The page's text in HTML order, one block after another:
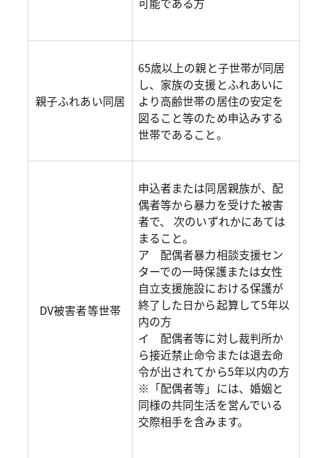
親子ふれあい同居
65歳以上の親と子世帯が同居
し、家族の支援とふれあいに
より高齢世帯の居住の安定を
図ること等のため申込みする
世帯であること。
DV被害者等世帯
申込者または同居親族が、配
偶者等から暴力を受けた被害
者で、 次のいずれかにあては
まること。
ア 配偶者暴力相談支援セン
ターでの一時保護または女性
自立支援施設における保護が
終了した日から起算して5年以
内の方
イ 配偶者等に対し裁判所か
ら接近禁止命令または退去命
令が出されてから5年以内の方
※「配偶者等」には、婚姻と
同様の共同生活を営んでいる
交際相手を含みます。